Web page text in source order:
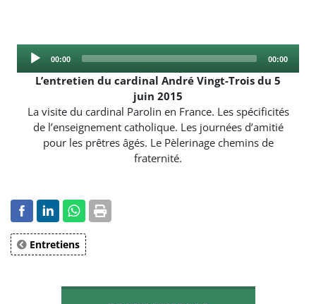
Player
Current
00:00
Total
00:00
L’entretien du cardinal André Vingt-Trois du 5
juin 2015
La visite du cardinal Parolin en France. Les spécificités
de l’enseignement catholique. Les journées d’amitié
pour les prêtres âgés. Le Pèlerinage chemins de
fraternité.
Entretiens